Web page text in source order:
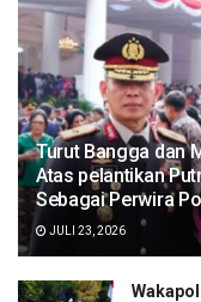
Turut Bangga dan
Atas pelantikan
Sebagai Perwira
JULI 23, 2026